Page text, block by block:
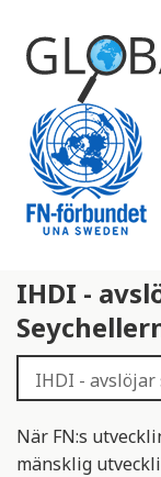
IHDI -
När FN:s
mänsklig